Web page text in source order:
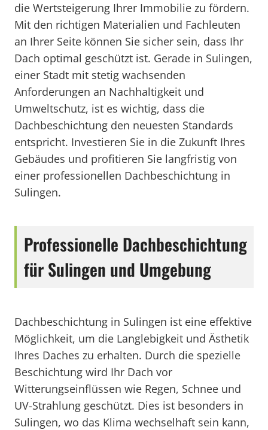
die Wertsteigerung Ihrer Immobilie zu fördern.
Mit den richtigen Materialien und Fachleuten
an Ihrer Seite können Sie sicher sein, dass Ihr
Dach optimal geschützt ist. Gerade in Sulingen,
einer Stadt mit stetig wachsenden
Anforderungen an Nachhaltigkeit und
Umweltschutz, ist es wichtig, dass die
Dachbeschichtung den neuesten Standards
entspricht. Investieren Sie in die Zukunft Ihres
Gebäudes und profitieren Sie langfristig von
einer professionellen Dachbeschichtung in
Sulingen.
Professionelle Dachbeschichtung
für Sulingen und Umgebung
Dachbeschichtung in Sulingen ist eine effektive
Möglichkeit, um die Langlebigkeit und Ästhetik
Ihres Daches zu erhalten. Durch die spezielle
Beschichtung wird Ihr Dach vor
Witterungseinflüssen wie Regen, Schnee und
UV-Strahlung geschützt. Dies ist besonders in
Sulingen, wo das Klima wechselhaft sein kann,